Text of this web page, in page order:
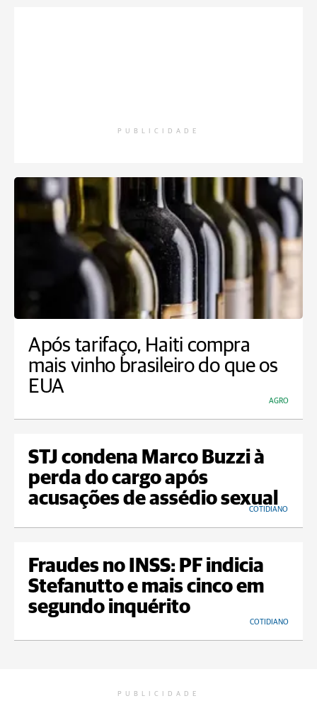
PUBLICIDADE
Após tarifaço, Haiti compra
mais vinho brasileiro do que os
EUA
AGRO
STJ condena Marco Buzzi à
perda do cargo após
acusações de assédio sexual
COTIDIANO
Fraudes no INSS: PF indicia
Stefanutto e mais cinco em
segundo inquérito
COTIDIANO
PUBLICIDADE